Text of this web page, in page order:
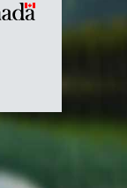
Symbole
du